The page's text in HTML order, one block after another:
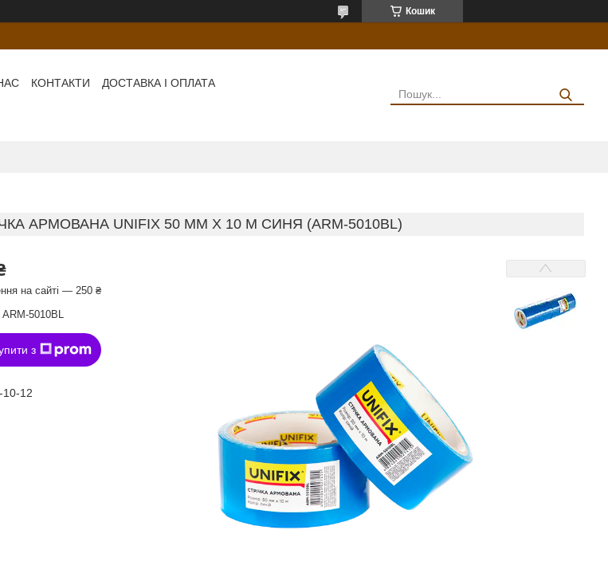
Кошик
КОНТАКТИ
ДОСТАВКА І ОПЛАТА
АРМОВАНА UNIFIX 50 ММ X 10 М СИНЯ (ARM-5010BL)
на сайті — 250 ₴
ARM-5010BL
з
10-12